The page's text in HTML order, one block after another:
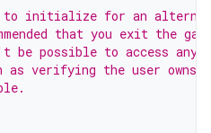
to initialize for an
that you exit the
be possible to access any
as verifying the user owns